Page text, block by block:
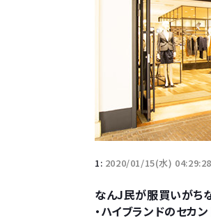
1: 2020/01/15(水)
なんJ民が服買いがち
・ハイブランドのセカ